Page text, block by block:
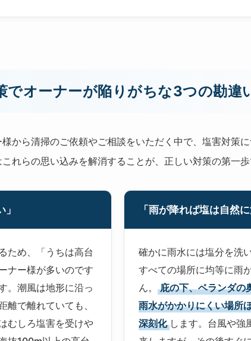
でオーナーが陥りがちな3つの勘違
から清掃のご依頼やご相談をいただく中で、塩害対策
れらの思い込みを解消することが、正しい対策の第一
ため、「うちは高台
ナー様が多いのです
。潮風は地形に沿っ
離で離れていても、
むしろ塩害を受けや
「雨が降れば塩は自然
確かに雨水には塩分を洗
すべての場所に均等に雨
ん。
庇の下、ベランダの
雨水がかかりにくい場所
深刻化 します。台風や強